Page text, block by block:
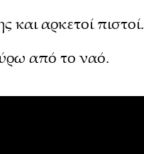
αρκετοί πιστοί.
από το ναό.